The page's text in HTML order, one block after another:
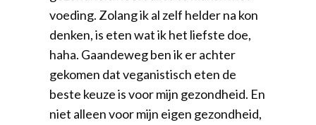
voeding. Zolang ik al zelf helder na kon
denken, is eten wat ik het liefste doe,
haha. Gaandeweg ben ik er achter
gekomen dat veganistisch eten de
beste keuze is voor mijn gezondheid. En
niet alleen voor mijn eigen gezondheid,